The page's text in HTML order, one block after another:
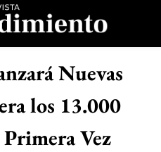
Nuevas
los 13.000
Vez